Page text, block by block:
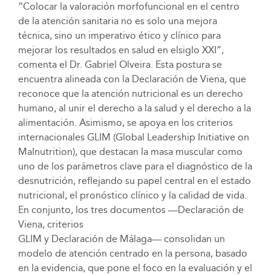
“Colocar la valoración morfofuncional en el centro
de la atención sanitaria no es solo una mejora
técnica, sino un imperativo ético y clínico para
mejorar los resultados en salud en elsiglo XXI”,
comenta el Dr. Gabriel Olveira. Esta postura se
encuentra alineada con la Declaración de Viena, que
reconoce que la atención nutricional es un derecho
humano, al unir el derecho a la salud y el derecho a la
alimentación. Asimismo, se apoya en los criterios
internacionales GLIM (Global Leadership Initiative on
Malnutrition), que destacan la masa muscular como
uno de los parámetros clave para el diagnóstico de la
desnutrición, reflejando su papel central en el estado
nutricional, el pronóstico clínico y la calidad de vida.
En conjunto, los tres documentos —Declaración de
Viena, criterios
GLIM y Declaración de Málaga— consolidan un
modelo de atención centrado en la persona, basado
en la evidencia, que pone el foco en la evaluación y el